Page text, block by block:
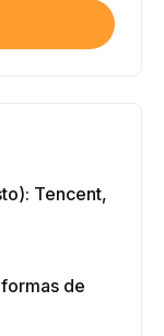
Tencent,
de